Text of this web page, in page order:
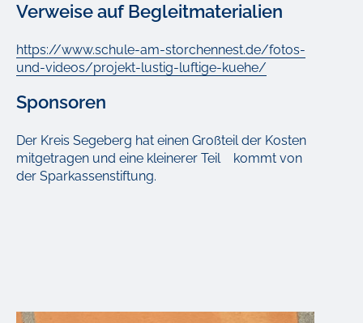
Verweise auf Begleitmaterialien
https://www.schule-am-storchennest.de/fotos-
und-videos/projekt-lustig-luftige-kuehe/
Sponsoren
Der Kreis Segeberg hat einen Großteil der Kosten
mitgetragen und eine kleinerer Teil
kommt von
der Sparkassenstiftung.